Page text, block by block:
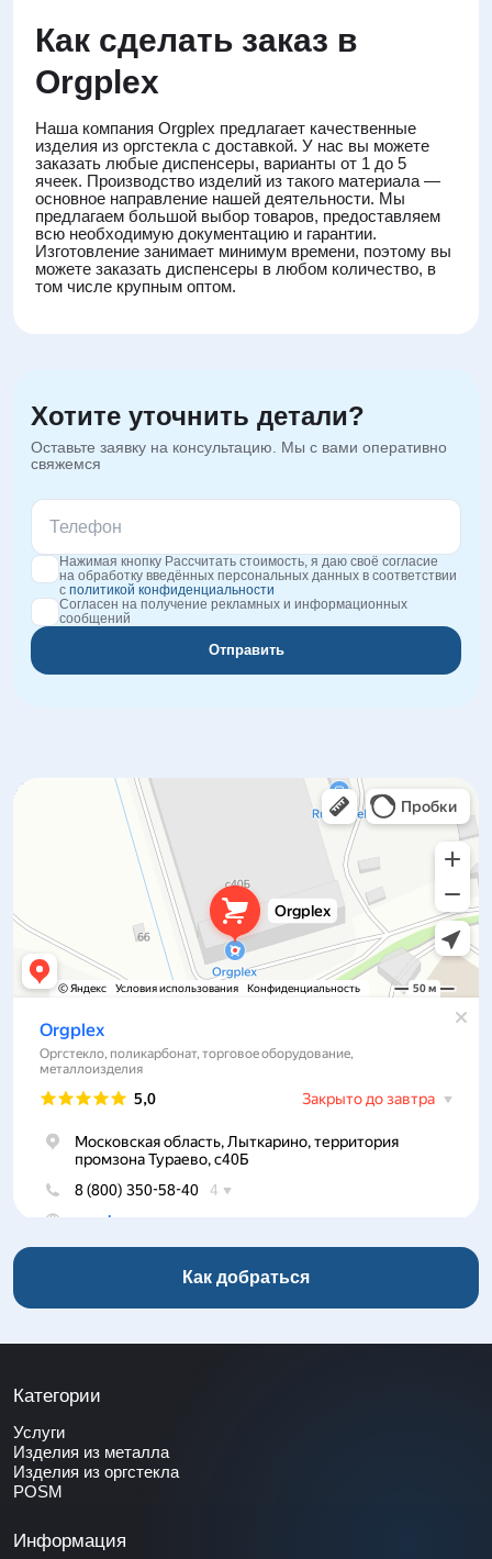
Как сделать заказ в
Orgplex
Наша компания Orgplex предлагает качественные
изделия из оргстекла с доставкой. У нас вы можете
заказать любые диспенсеры, варианты от 1 до 5
ячеек. Производство изделий из такого материала —
основное направление нашей деятельности. Мы
предлагаем большой выбор товаров, предоставляем
всю необходимую документацию и гарантии.
Изготовление занимает минимум времени, поэтому вы
можете заказать диспенсеры в любом количество, в
том числе крупным оптом.
Хотите уточнить детали?
Оставьте заявку на консультацию. Мы с вами оперативно
свяжемся
Нажимая кнопку Рассчитать стоимость, я даю своё согласие
на обработку введённых персональных данных в соответствии
с политикой конфиденциальности
Согласен на получение рекламных и информационных
сообщений
Отправить
Orgplex
Оргстекло, поликарбонат в Лыткарине
Торговое оборудование в Лыткарине
Как добраться
Категории
Услуги
Изделия из металла
Изделия из оргстекла
POSM
Информация